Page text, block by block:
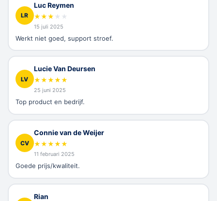
LR
Luc Reymen
★★★ ★ ★
15 juli 2025
Werkt niet goed, support stroef.
LV
Lucie Van Deursen
★★★★★
25 juni 2025
Top product en bedrijf.
CV
Connie van de Weijer
★★★★★
11 februari 2025
Goede prijs/kwaliteit.
Rian